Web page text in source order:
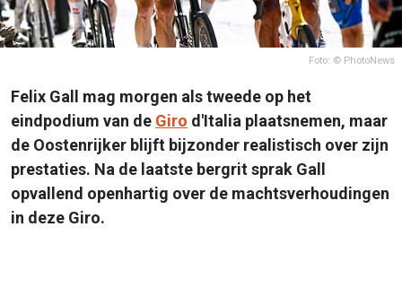
Foto: © PhotoNews
Felix Gall mag morgen als tweede op het
eindpodium van de Giro d'Italia plaatsnemen, maar
de Oostenrijker blijft bijzonder realistisch over zijn
prestaties. Na de laatste bergrit sprak Gall
opvallend openhartig over de machtsverhoudingen
in deze Giro.